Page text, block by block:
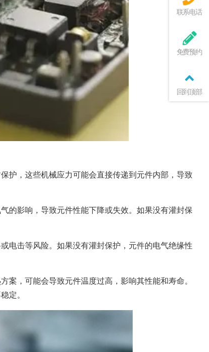
护，这些机械应力可能会直接传递到元件内部，导致
的影响，导致元件性能下降或失效。如果没有灌封保
电击等风险。如果没有灌封保护，元件的电气绝缘性
案，可能会导致元件温度过高，影响其性能和寿命。
定。
联系电话
免费预约
回到顶部